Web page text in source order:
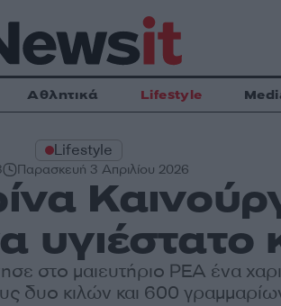
Αθλητικά Lifestyle
Lifestyle
Παρασκευή 3 Απριλίου 2026
υγιέστατο
στο μαιευτήριο ΡΕΑ ένα
δυο κιλών και 600